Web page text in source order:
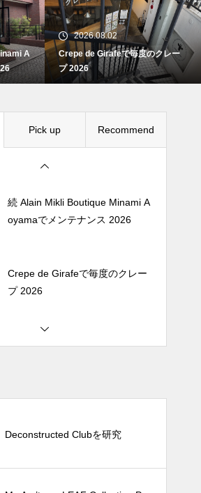
A
2026.08.02
Crepe de Girafeで毎度のクレー
プ 2026
Pick up Recommend
oyamaでメンテナンス 2026
Crepe de Girafeで毎度のクレー
プ 2026
続 Alain Mikli Boutique Minami A
oyamaでメンテナンス 2026
Crepe de Girafeで毎度のクレー
プ 2026
oyamaでメンテナンス 2026
Deconstructed Clubを研究